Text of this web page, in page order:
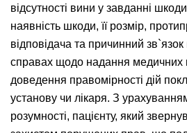
відсутності вини у завданні
наявність шкоди, її розмір,
відповідача та причинний
справах щодо надання медичних
доведення правомірності дій
установу чи лікаря. З
розумності, пацієнту, який